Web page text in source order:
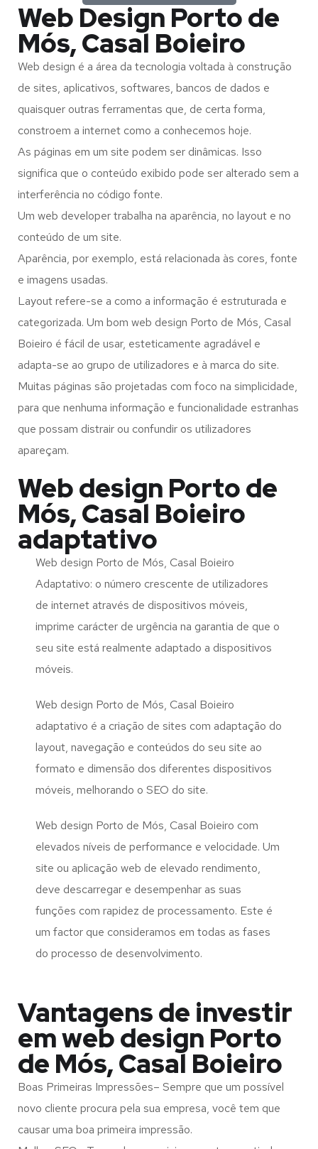
Web Design Porto de
Mós, Casal Boieiro
Web design é a área da tecnologia voltada à construção
de sites, aplicativos, softwares, bancos de dados e
quaisquer outras ferramentas que, de certa forma,
constroem a internet como a conhecemos hoje.
As páginas em um site podem ser dinâmicas. Isso
significa que o conteúdo exibido pode ser alterado sem a
interferência no código fonte.
Um web developer trabalha na aparência, no layout e no
conteúdo de um site.
Aparência, por exemplo, está relacionada às cores, fonte
e imagens usadas.
Layout refere-se a como a informação é estruturada e
categorizada. Um bom web design Porto de Mós, Casal
Boieiro é fácil de usar, esteticamente agradável e
adapta-se ao grupo de utilizadores e à marca do site.
Muitas páginas são projetadas com foco na simplicidade,
para que nenhuma informação e funcionalidade estranhas
que possam distrair ou confundir os utilizadores
apareçam.
Web design Porto de
Mós, Casal Boieiro
adaptativo
Web design Porto de Mós, Casal Boieiro
Adaptativo: o número crescente de utilizadores
de internet através de dispositivos móveis,
imprime carácter de urgência na garantia de que o
seu site está realmente adaptado a dispositivos
móveis.
Web design Porto de Mós, Casal Boieiro
adaptativo é a criação de sites com adaptação do
layout, navegação e conteúdos do seu site ao
formato e dimensão dos diferentes dispositivos
móveis, melhorando o SEO do site.
Web design Porto de Mós, Casal Boieiro com
elevados níveis de performance e velocidade. Um
site ou aplicação web de elevado rendimento,
deve descarregar e desempenhar as suas
funções com rapidez de processamento. Este é
um factor que consideramos em todas as fases
do processo de desenvolvimento.
Vantagens de investir
em web design Porto
de Mós, Casal Boieiro
Boas Primeiras Impressões– Sempre que um possível
novo cliente procura pela sua empresa, você tem que
causar uma boa primeira impressão.